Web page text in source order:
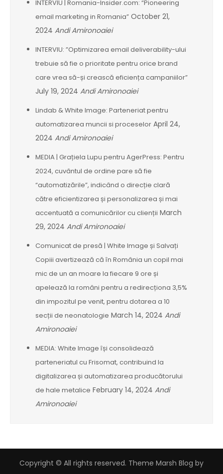
INTERVIU | Romania-Insider.com: “Pioneering
email marketing in Romania” October 21,
2024 Andi Amironoaiei
INTERVIU: ”Optimizarea email deliverability-ului
trebuie să fie o prioritate pentru orice brand
care vrea să-și crească eficiența campaniilor”
July 19, 2024 Andi Amironoaiei
Lindab & White Image: Parteneriat pentru
automatizarea muncii si proceselor April 24,
2024 Andi Amironoaiei
MEDIA | Grațiela Lupu pentru AgerPress: Pentru
2024, cuvântul de ordine pare să fie
“automatizările”, indicând o direcție clară
către eficientizarea și personalizarea și mai
accentuată a comunicărilor cu clienții March
29, 2024 Andi Amironoaiei
Comunicat de presă | White Image și Salvați
Copiii avertizează că în România un copil mai
mic de un an moare la fiecare 9 ore și
apelează la români pentru a redirecționa 3,5%
din impozitul pe venit, pentru dotarea a 10
secții de neonatologie March 14, 2024 Andi
Amironoaiei
MEDIA: White Image își consolidează
parteneriatul cu Frisomat, contribuind la
digitalizarea și automatizarea producătorului
de hale metalice February 14, 2024 Andi
Amironoaiei
Copyright © All rights reserved. Theme Marsh Blog by